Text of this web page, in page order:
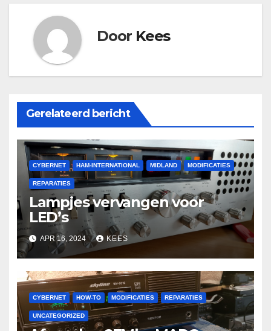
Door Kees
Gerelateerd bericht
CYBERNET HAM-INTERNATIONAL MIDLAND MODIFICATIES
REPARATIES
Lampjes vervangen voor
LED’s
APR 16, 2024 KEES
CYBERNET HOW-TO MODIFICATIES REPARATIES
UNCATEGORIZED